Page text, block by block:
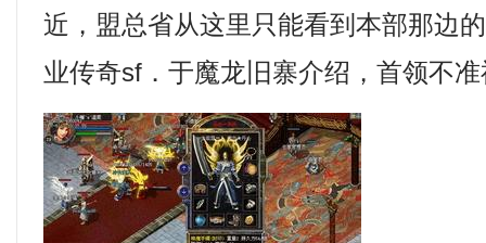
近，盟总省从这里只能看到本部那边
业传奇sf．于魔龙旧寨介绍，首领不